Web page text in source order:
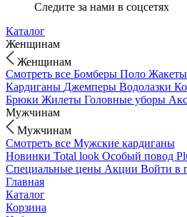
Следите за нами в соцсетях
Каталог
Женщинам
Женщинам
Смотреть все Бомберы Поло Жакеты
Кардиганы Джемперы Водолазки
Брюки Жилеты Головные уборы
Мужчинам
Мужчинам
Смотреть все Мужские кардиганы
Новинки Total look Особый повод
Специальные цены Акции Войти в
Главная
Каталог
Корзина